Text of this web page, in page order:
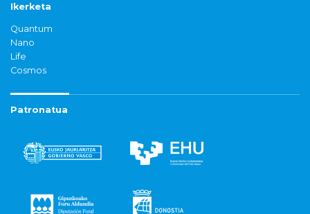
Ikerketa
Quantum
Nano
Life
Cosmos
Patronatua